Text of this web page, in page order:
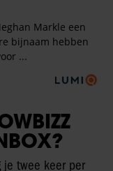
je twee keer per